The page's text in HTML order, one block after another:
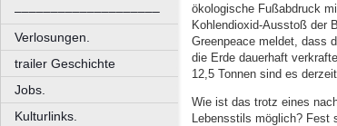
––––––––––––––––––––
Verlosungen.
trailer Geschichte
Jobs.
Kulturlinks.
ökologische Fußabdruck
Kohlendioxid-Ausstoß der
Greenpeace meldet, dass
die Erde dauerhaft
12,5 Tonnen sind es
Wie ist das trotz eines
Lebensstils möglich?